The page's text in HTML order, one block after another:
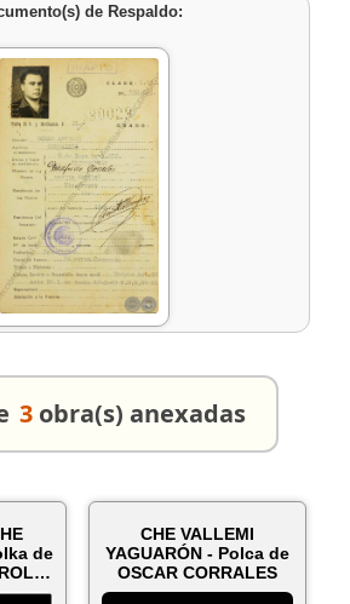
de Respaldo:
3 obra(s) anexadas
de
O...
CHE VALLEMI
YAGUARÓN - Polca de
OSCAR CORRALES